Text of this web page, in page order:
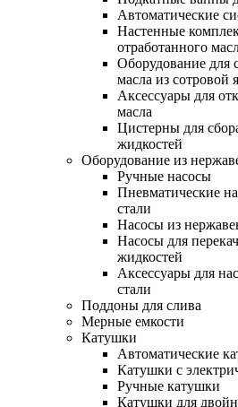
Автоматические
Настенные
отработанного
Оборудование для
масла из сотровой
Аксессуары для
масла
Цистерны для
жидкостей
Оборудование из
Ручные насосы
Пневматические
стали
Насосы из
Насосы для
жидкостей
Аксессуары для
стали
Поддоны для слива
Мерные емкости
Катушки
Автоматические
Катушки с
Ручные катушки
Катушки для